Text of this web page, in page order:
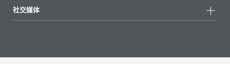
社交媒体